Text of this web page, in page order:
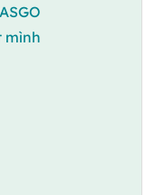
mình